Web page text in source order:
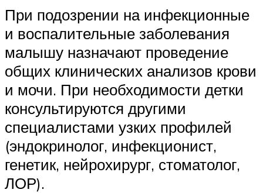
При подозрении на инфекционные
и воспалительные заболевания
малышу назначают проведение
общих клинических анализов крови
и мочи. При необходимости детки
консультируются другими
специалистами узких профилей
(эндокринолог, инфекционист,
генетик, нейрохирург, стоматолог,
ЛОР).